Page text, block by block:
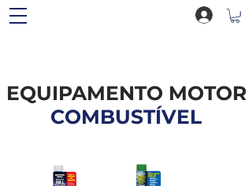
EQUIPAMENTO MOTOR
COMBUSTÍVEL